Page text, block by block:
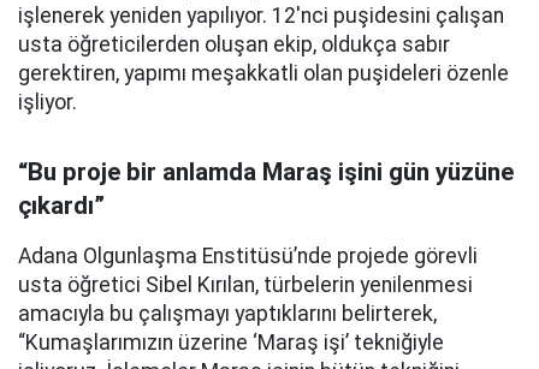
işlenerek yeniden yapılıyor. 12'nci puşidesini çalışan
usta öğreticilerden oluşan ekip, oldukça sabır
gerektiren, yapımı meşakkatli olan puşideleri özenle
işliyor.
“Bu proje bir anlamda Maraş işini gün yüzüne
çıkardı”
Adana Olgunlaşma Enstitüsü’nde projede görevli
usta öğretici Sibel Kırılan, türbelerin yenilenmesi
amacıyla bu çalışmayı yaptıklarını belirterek,
“Kumaşlarımızın üzerine ‘Maraş işi’ tekniğiyle